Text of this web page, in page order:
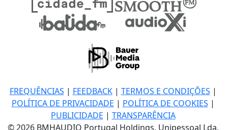
FREQUÊNCIAS | FEEDBACK| TERMOS E CONDIÇÕES |
POLÍTICA DE PRIVACIDADE | POLÍTICA DE COOKIES |
PUBLICIDADE | TRANSPARÊNCIA
© 2026 BMHAUDIO Portugal Holdings, Unipessoal Lda.